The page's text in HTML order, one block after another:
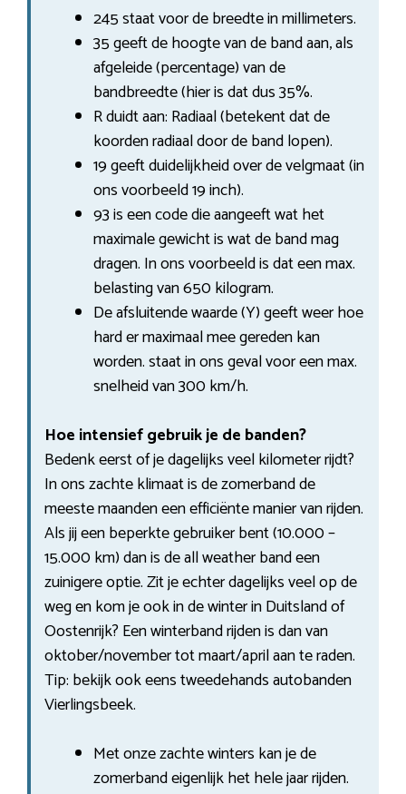
245 staat voor de breedte in millimeters.
35 geeft de hoogte van de band aan, als
afgeleide (percentage) van de
bandbreedte (hier is dat dus 35%.
R duidt aan: Radiaal (betekent dat de
koorden radiaal door de band lopen).
19 geeft duidelijkheid over de velgmaat (in
ons voorbeeld 19 inch).
93 is een code die aangeeft wat het
maximale gewicht is wat de band mag
dragen. In ons voorbeeld is dat een max.
belasting van 650 kilogram.
De afsluitende waarde (Y) geeft weer hoe
hard er maximaal mee gereden kan
worden. staat in ons geval voor een max.
snelheid van 300 km/h.
Hoe intensief gebruik je de banden?
Bedenk eerst of je dagelijks veel kilometer rijdt?
In ons zachte klimaat is de zomerband de
meeste maanden een efficiënte manier van rijden.
Als jij een beperkte gebruiker bent (10.000 –
15.000 km) dan is de all weather band een
zuinigere optie. Zit je echter dagelijks veel op de
weg en kom je ook in de winter in Duitsland of
Oostenrijk? Een winterband rijden is dan van
oktober/november tot maart/april aan te raden.
Tip: bekijk ook eens tweedehands autobanden
Vierlingsbeek.
Met onze zachte winters kan je de
zomerband eigenlijk het hele jaar rijden.